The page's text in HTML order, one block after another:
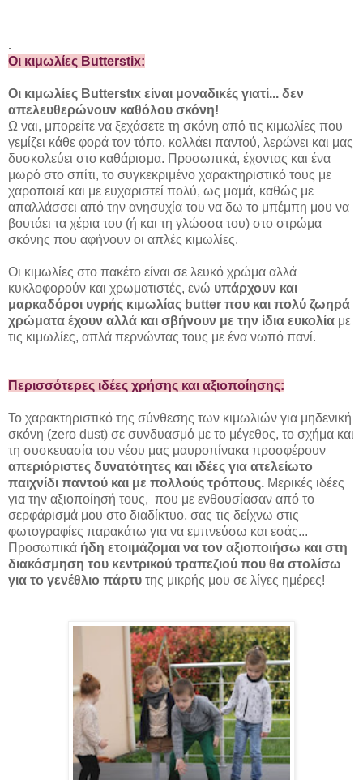
.
Οι κιμωλίες Butterstix:
Οι κιμωλίες Butterstιx είναι μοναδικές γιατί... δεν
απελευθερώνουν καθόλου σκόνη!
Ω ναι, μπορείτε να ξεχάσετε τη σκόνη από τις κιμωλίες που
γεμίζει κάθε φορά τον τόπο, κολλάει παντού, λερώνει και μας
δυσκολεύει στο καθάρισμα. Προσωπικά, έχοντας και ένα
μωρό στο σπίτι, το συγκεκριμένο χαρακτηριστικό τους με
χαροποιεί και με ευχαριστεί πολύ, ως μαμά, καθώς με
απαλλάσσει από την ανησυχία του να δω το μπέμπη μου να
βουτάει τα χέρια του (ή και τη γλώσσα του) στο στρώμα
σκόνης που αφήνουν οι απλές κιμωλίες.
Οι κιμωλίες στο πακέτο είναι σε λευκό χρώμα αλλά
κυκλοφορούν και χρωματιστές, ενώ υπάρχουν και
μαρκαδόροι υγρής κιμωλίας butter που και πολύ ζωηρά
χρώματα έχουν αλλά και σβήνουν με την ίδια ευκολία με
τις κιμωλίες, απλά περνώντας τους με ένα νωπό πανί.
Περισσότερες ιδέες χρήσης και αξιοποίησης:
Το χαρακτηριστικό της σύνθεσης των κιμωλιών για μηδενική
σκόνη (zero dust) σε συνδυασμό με το μέγεθος, το σχήμα και
τη συσκευασία του νέου μας μαυροπίνακα προσφέρουν
απεριόριστες δυνατότητες και ιδέες για ατελείωτο
παιχνίδι παντού και με πολλούς τρόπους. Μερικές ιδέες
για την αξιοποίησή τους, που με ενθουσίασαν από το
σερφάρισμά μου στο διαδίκτυο, σας τις δείχνω στις
φωτογραφίες παρακάτω για να εμπνεύσω και εσάς...
Προσωπικά ήδη ετοιμάζομαι να τον αξιοποιήσω και στη
διακόσμηση του κεντρικού τραπεζιού που θα στολίσω
για το γενέθλιο πάρτυ της μικρής μου σε λίγες ημέρες!